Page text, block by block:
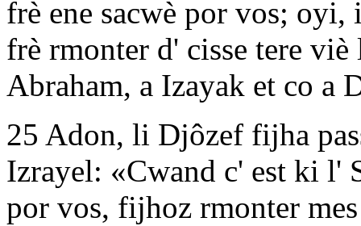
frè ene sacwè por vos; oyi,
frè rmonter d' cisse tere
Abraham, a Izayak et co a
25 Adon, li Djôzef fijha
Izrayel: «Cwand c' est ki l'
por vos, fijhoz rmonter